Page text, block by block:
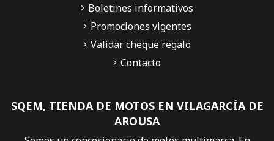
SQEM, TIENDA DE MOTOS EN VILAGARCÍA DE
AROUSA
Boletines informativos
Promociones vigentes
Validar cheque regalo
Contacto